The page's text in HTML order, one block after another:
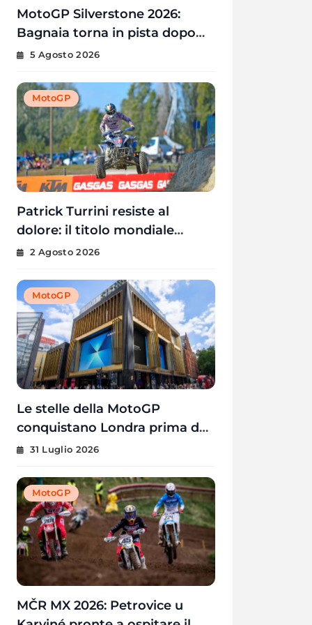
MotoGP Silverstone 2026:
Bagnaia torna in pista dopo
l’operazione al braccio destro
5 Agosto 2026
MotoGP
Patrick Turrini resiste al
dolore: il titolo mondiale
Quadcross è ancora possibile
2 Agosto 2026
MotoGP
Le stelle della MotoGP
conquistano Londra prima del
GP di Gran Bretagna
31 Luglio 2026
MotoGP
MČR MX 2026: Petrovice u